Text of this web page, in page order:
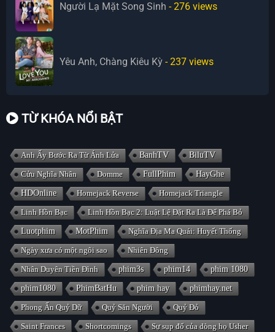
Người Lạ Mặt Song Sinh - 276 views
Yêu Anh, Chàng Kiêu Kỳ - 237 views
TỪ KHÓA NỔI BẬT
Anh Ấy Bước Ra Từ Ánh Lửa BanhTV BiluTV
Cửu Nghĩa Nhân Domme FullPhim HayGhe
HDOnline Homejack Reverse Homejack Triangle
Linh Hồn Bạc Linh Hồn Bạc 2: Luật Lệ Đặt Ra Là Để Phá Bỏ
Luotphim MotPhim Nghĩa Địa Ma Quái: Huyết Thống
Ngày xưa có một ngôi sao Nhiên Đông
Nhân Duyên Tiền Đình phim3s phim14 phim 1080
phim1080 PhimBatHu phim hay phimhay.net
Phong Ấn Quỷ Dữ Quỷ Săn Người Quỷ Đỏ
Saint Frances Shortcomings Sự sụp đổ của dòng họ Usher